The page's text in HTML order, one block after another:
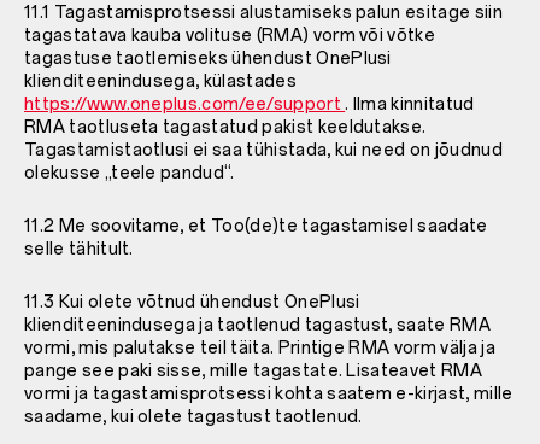
11.1 Tagastamisprotsessi alustamiseks palun esitage siin
tagastatava kauba volituse (RMA) vorm või võtke
tagastuse taotlemiseks ühendust OnePlusi
klienditeenindusega, külastades
https://www.oneplus.com/ee/support. Ilma kinnitatud
RMA taotluseta tagastatud pakist keeldutakse.
Tagastamistaotlusi ei saa tühistada, kui need on jõudnud
olekusse „teele pandud“.
11.2 Me soovitame, et Too(de)te tagastamisel saadate
selle tähitult.
11.3 Kui olete võtnud ühendust OnePlusi
klienditeenindusega ja taotlenud tagastust, saate RMA
vormi, mis palutakse teil täita. Printige RMA vorm välja ja
pange see paki sisse, mille tagastate. Lisateavet RMA
vormi ja tagastamisprotsessi kohta saatem e-kirjast, mille
saadame, kui olete tagastust taotlenud.